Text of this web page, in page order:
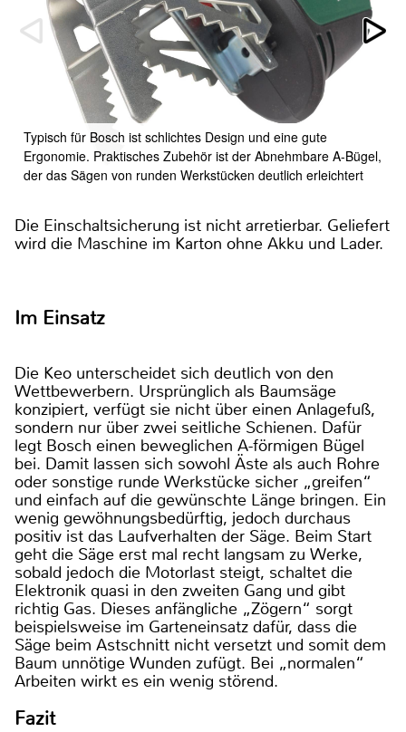
Typisch für Bosch ist schlichtes Design und eine gute
Ergonomie. Praktisches Zubehör ist der Abnehmbare A-Bügel,
der das Sägen von runden Werkstücken deutlich erleichtert
Die Einschaltsicherung ist nicht arretierbar. Geliefert
wird die Maschine im Karton ohne Akku und Lader.
Im Einsatz
Die Keo unterscheidet sich deutlich von den
Wettbewerbern. Ursprünglich als Baumsäge
konzipiert, verfügt sie nicht über einen Anlagefuß,
sondern nur über zwei seitliche Schienen. Dafür
legt Bosch einen beweglichen A-förmigen Bügel
bei. Damit lassen sich sowohl Äste als auch Rohre
oder sonstige runde Werkstücke sicher „greifen“
und einfach auf die gewünschte Länge bringen. Ein
wenig gewöhnungsbedürftig, jedoch durchaus
positiv ist das Laufverhalten der Säge. Beim Start
geht die Säge erst mal recht langsam zu Werke,
sobald jedoch die Motorlast steigt, schaltet die
Elektronik quasi in den zweiten Gang und gibt
richtig Gas. Dieses anfängliche „Zögern“ sorgt
beispielsweise im Garteneinsatz dafür, dass die
Säge beim Astschnitt nicht versetzt und somit dem
Baum unnötige Wunden zufügt. Bei „normalen“
Arbeiten wirkt es ein wenig störend.
Fazit